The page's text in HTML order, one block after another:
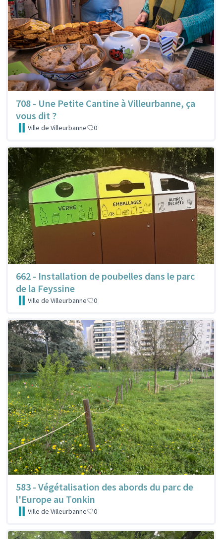
708 - Une Petite Cantine à Villeurbanne, ça
vous dit ?
Ville de Villeurbanne 0
662 - Installation de poubelles dans le parc
de la Feyssine
Ville de Villeurbanne 0
583 - Végétalisation des abords du parc de
l'Europe au Tonkin
Ville de Villeurbanne 0